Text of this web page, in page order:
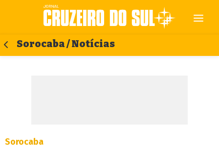
Sorocaba / Notícias
Sorocaba